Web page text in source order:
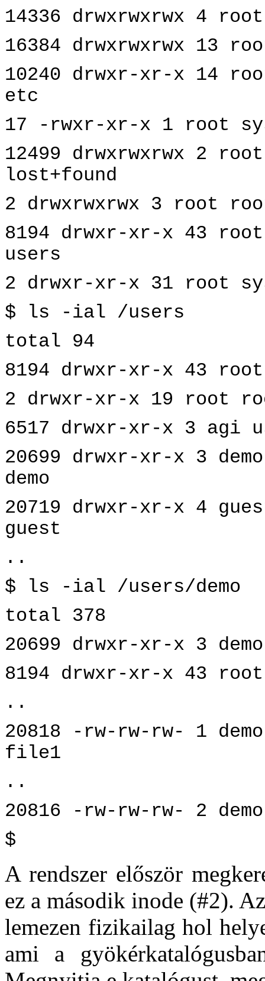
14336 drwxrwxrwx 4
16384 drwxrwxrwx 13
10240 drwxr-xr-x 14
etc
17 -rwxr-xr-x 1 root sys
12499 drwxrwxrwx 2
lost+found
2 drwxrwxrwx 3 root
8194 drwxr-xr-x 43
users
2 drwxr-xr-x 31 root
$ ls -ial /users
total 94
8194 drwxr-xr-x 43
2 drwxr-xr-x 19 root
6517 drwxr-xr-x 3 agi
20699 drwxr-xr-x 3
demo
20719 drwxr-xr-x 4
guest
..
$ ls -ial /users/demo
total 378
20699 drwxr-xr-x 3
8194 drwxr-xr-x 43
..
20818 -rw-rw-rw- 1
file1
..
20816 -rw-rw-rw- 2
$
A rendszer először
ez a második inode (#2).
lemezen fizikailag hol
ami a